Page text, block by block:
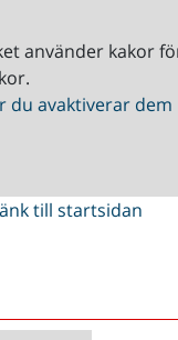
använder kakor
du avaktiverar dem